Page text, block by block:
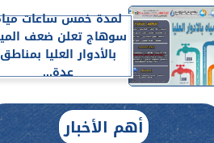
لمدة خمس ساعات
سوهاج تعلن ضعف
بالأدوار العليا بمناطق
عدة...
أهم الأخبار